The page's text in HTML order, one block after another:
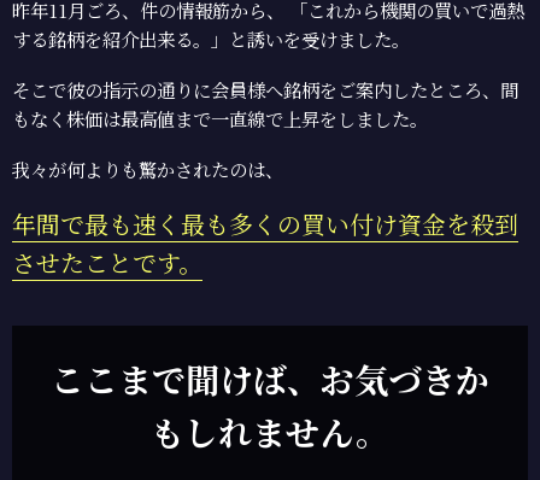
昨年11月ごろ、件の情報筋から、
「これから機関の買いで過熱
する銘柄を紹介出来る。」と誘いを受けました。
そこで彼の指示の通りに会員様へ銘柄をご案内したところ、間
もなく株価は最高値まで一直線で上昇をしました。
我々が何よりも驚かされたのは、
年間で最も速く最も多くの買い付け資金を殺到
させたことです。
ここまで聞けば、お気づきか
もしれません。